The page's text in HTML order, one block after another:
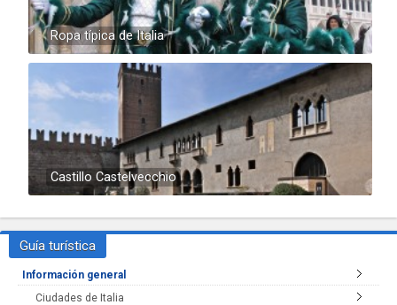
Ropa típica de Italia
Castillo Castelvecchio
Guía turística
Información general
Ciudades de Italia